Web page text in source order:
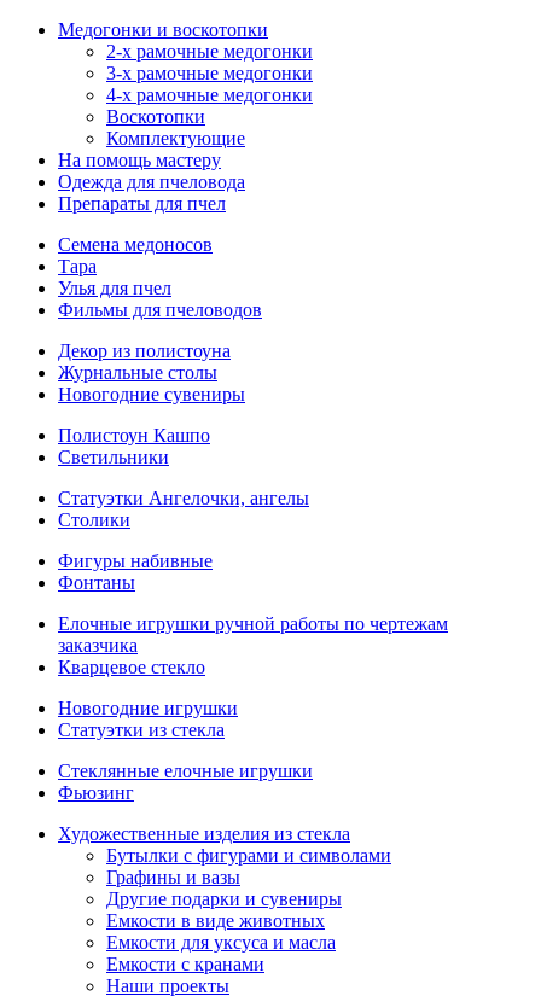
Медогонки и воскотопки
2-х рамочные медогонки
3-х рамочные медогонки
4-х рамочные медогонки
Воскотопки
Комплектующие
На помощь мастеру
Одежда для пчеловода
Препараты для пчел
Семена медоносов
Тара
Улья для пчел
Фильмы для пчеловодов
Декор из полистоуна
Журнальные столы
Новогодние сувениры
Полистоун Кашпо
Светильники
Статуэтки Ангелочки, ангелы
Столики
Фигуры набивные
Фонтаны
Елочные игрушки ручной работы по чертежам
заказчика
Кварцевое стекло
Новогодние игрушки
Статуэтки из стекла
Стеклянные елочные игрушки
Фьюзинг
Художественные изделия из стекла
Бутылки с фигурами и символами
Графины и вазы
Другие подарки и сувениры
Емкости в виде животных
Емкости для уксуса и масла
Емкости с кранами
Наши проекты